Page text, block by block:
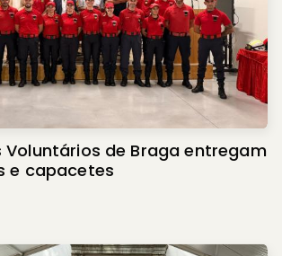
Voluntários de Braga entregam
e capacetes